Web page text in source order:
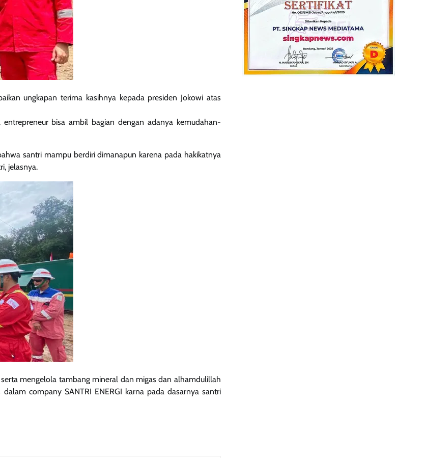
ungkapan terima kasihnya kepada presiden Jokowi atas
bisa ambil bagian dengan adanya kemudahan-
santri mampu berdiri dimanapun karena pada hakikatnya
jelasnya.
mengelola tambang mineral dan migas dan alhamdulillah
company SANTRI ENERGI karna pada dasarnya santri